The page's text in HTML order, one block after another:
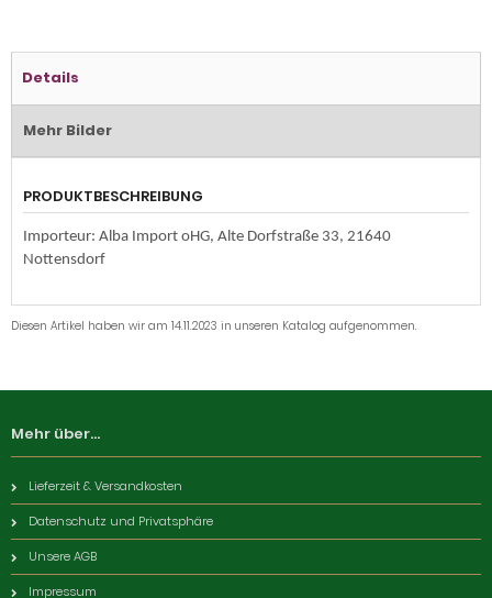
Details
Mehr Bilder
PRODUKTBESCHREIBUNG
Importeur: Alba Import oHG, Alte Dorfstraße 33, 21640
Nottensdorf
Diesen Artikel haben wir am 14.11.2023 in unseren Katalog aufgenommen.
Mehr über...
Lieferzeit & Versandkosten
Datenschutz und Privatsphäre
Unsere AGB
Impressum